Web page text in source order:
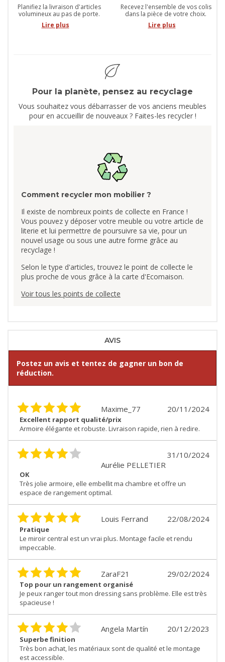
Planifiez la livraison d'articles
volumineux au pas de porte.
Lire plus
Recevez l'ensemble de vos colis
dans la pièce de votre choix.
Lire plus
Pour la planète, pensez au recyclage
Vous souhaitez vous débarrasser de vos anciens meubles
pour en accueillir de nouveaux ? Faites-les recycler !
Comment recycler mon mobilier ?
Il existe de nombreux points de collecte en France !
Vous pouvez y déposer votre meuble ou votre article de
literie et lui permettre de poursuivre sa vie, pour un
nouvel usage ou sous une autre forme grâce au
recyclage !
Selon le type d'articles, trouvez le point de collecte le
plus proche de vous grâce à la carte d'Ecomaison.
Voir tous les points de collecte
AVIS
Postez un avis et tentez de gagner un bon de
réduction.
20/11/2024
Maxime_77
Excellent rapport qualité/prix
Armoire élégante et robuste. Livraison rapide, rien à redire.
31/10/2024
Aurélie PELLETIER
OK
Très jolie armoire, elle embellit ma chambre et offre un
espace de rangement optimal.
22/08/2024
Louis Ferrand
Pratique
Le miroir central est un vrai plus. Montage facile et rendu
impeccable.
29/02/2024
ZaraF21
Top pour un rangement organisé
Je peux ranger tout mon dressing sans problème. Elle est très
spacieuse !
20/12/2023
Angela Martín
Superbe finition
Très bon achat, les matériaux sont de qualité et le montage
est accessible.